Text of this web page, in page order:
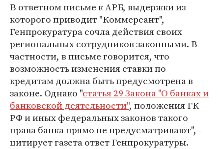
В ответном письме к АРБ, выдержки из
которого приводит "Коммерсант",
Генпрокуратура сочла действия своих
региональных сотрудников законными. В
частности, в письме говорится, что
возможность изменения ставки по
кредитам должна быть предусмотрена в
законе. Однако "статья 29 Закона "О банках и
банковской деятельности", положения ГК
РФ и иных федеральных законов такого
права банка прямо не предусматривают", -
цитирует газета ответ Генпрокуратуры.